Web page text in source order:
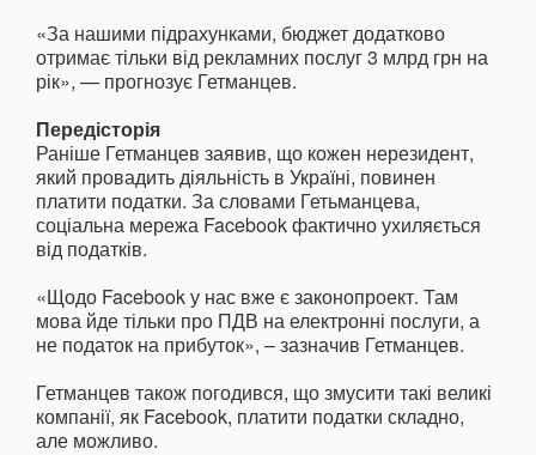
«За нашими підрахунками, бюджет додатково
отримає тільки від рекламних послуг 3 млрд грн на
рік», — прогнозує Гетманцев.
Передісторія
Раніше Гетманцев заявив, що кожен нерезидент,
який провадить діяльність в Україні, повинен
платити податки. За словами Гетьманцева,
соціальна мережа Facebook фактично ухиляється
від податків.
«Щодо Facebook у нас вже є законопроект. Там
мова йде тільки про ПДВ на електронні послуги, а
не податок на прибуток», – зазначив Гетманцев.
Гетманцев також погодився, що змусити такі великі
компанії, як Facebook, платити податки складно,
але можливо.